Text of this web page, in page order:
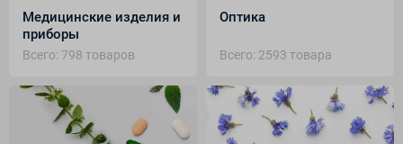
Медицинские изделия и
приборы
Всего: 798 товаров
Оптика
Всего: 2593 товара